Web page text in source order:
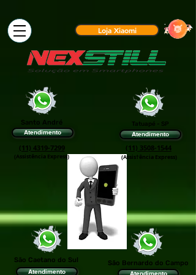
Loja Xiaomi
Santo André
Atendimento
(11) 4319-7299
(Assistência Express)
Tatuapé - SP
Atendimento
(11) 3508-1544
(Assis†ência Express)
São Bernardo do Campo
Atendimento
São Caetano do Sul
Atendimento